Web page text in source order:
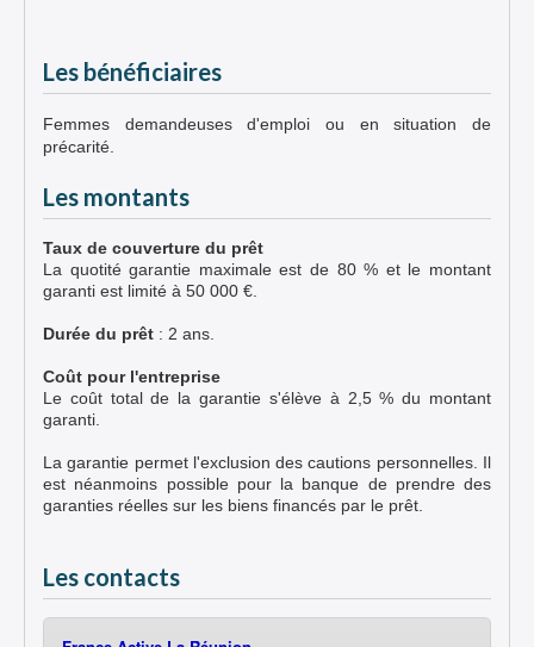
Les bénéficiaires
Femmes demandeuses d'emploi ou en situation de
précarité.
Les montants
Taux de couverture du prêt
La quotité garantie maximale est de 80 % et le montant
garanti est limité à 50 000 €.
Durée du prêt : 2 ans.
Coût pour l'entreprise
Le coût total de la garantie s'élève à 2,5 % du montant
garanti.
La garantie permet l'exclusion des cautions personnelles. Il
est néanmoins possible pour la banque de prendre des
garanties réelles sur les biens financés par le prêt.
Les contacts